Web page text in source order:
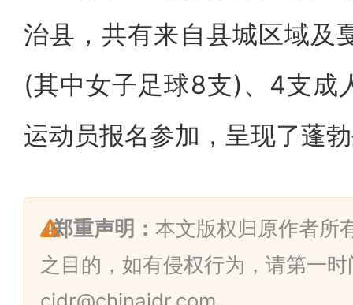
治县，共有来自县城区域及
(其中女子足球8支)、4支
运动员报名参加，呈现了蓬
郑重声明： 本文版权归原作者所
之目的，如有侵权行为，请第一